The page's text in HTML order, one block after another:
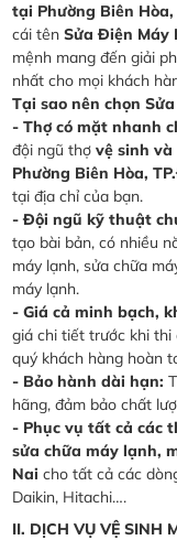
tại Phường Biên
cái tênSửa Điện Máy
mệnh mang đến giải
nhất cho mọi khách
Tại sao nên chọn
- Thợ có mặt nhanh
đội ngũ thợvệ sinh
Phường Biên Hòa,
tại địa chỉ của bạn.
- Đội ngũ kỹ thuật
tạo bài bản, có nhiều
máy lạnh, sửa chữa
máy lạnh.
- Giá cả minh bạch,
giá chi tiết trước khi thi
quý khách hàng hoàn
- Bảo hành dài hạn:
hãng, đảm bảo chất
- Phục vụ tất cả các
sửa chữa máy lạnh,
Nai cho tất cả các
Daikin, Hitachi….
II. DỊCH VỤ VỆ SINH